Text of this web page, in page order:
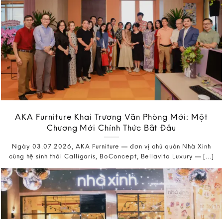
AKA Furniture Khai Trương Văn Phòng Mới: Một
Chương Mới Chính Thức Bắt Đầu
Ngày 03.07.2026, AKA Furniture — đơn vị chủ quản Nhà Xinh
cùng hệ sinh thái Calligaris, BoConcept, Bellavita Luxury — [...]